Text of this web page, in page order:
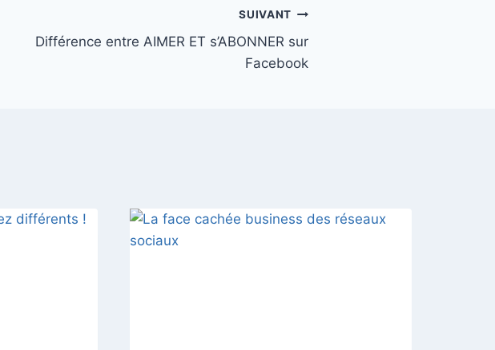
SUIVANT
Différence entre AIMER ET s’ABONNER sur
Facebook